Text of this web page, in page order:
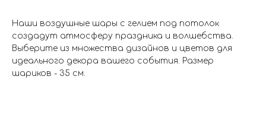
Наши воздушные шары с гелием под потолок
создадут атмосферу праздника и волшебства.
Выберите из множества дизайнов и цветов для
идеального декора вашего события. Размер
шариков - 35 см.